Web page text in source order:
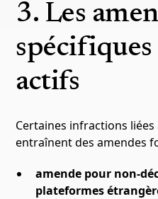
3. Les
actifs
Certaines infractions
entraînent des amendes
amende pour non-
plateformes